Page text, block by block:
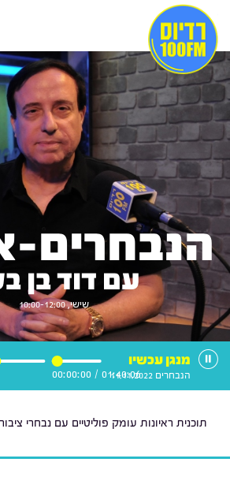
הנבחרים-
עם דוד בן
שישי, 10:00-12:00
01:40:06
/
00:00:00
מנגן עכשיו
הנבחרים 11.11.2022
תוכנית ראיונות עומק פוליטיים עם נבחרי